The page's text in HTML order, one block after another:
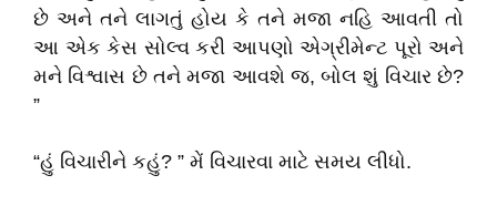
છે અને તને લાગતું હોય કે તને મજા નહિ આવતી તો
આ એક કેસ સોલ્વ કરી આપણો એગ્રીમેન્ટ પૂરો અને
મને વિશ્વાસ છે તને મજા આવશે જ, બોલ શું વિચાર છે?
”
“હું વિચારીને કહું? ” મેં વિચારવા માટે સમય લીધો.